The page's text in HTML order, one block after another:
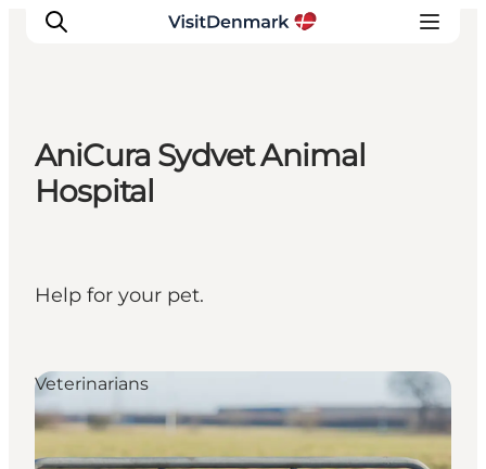
Ispirazioni
Dove andare
Pianifica il viaggio
AniCura Sydvet Animal
Hospital
Help for your pet.
Veterinarians